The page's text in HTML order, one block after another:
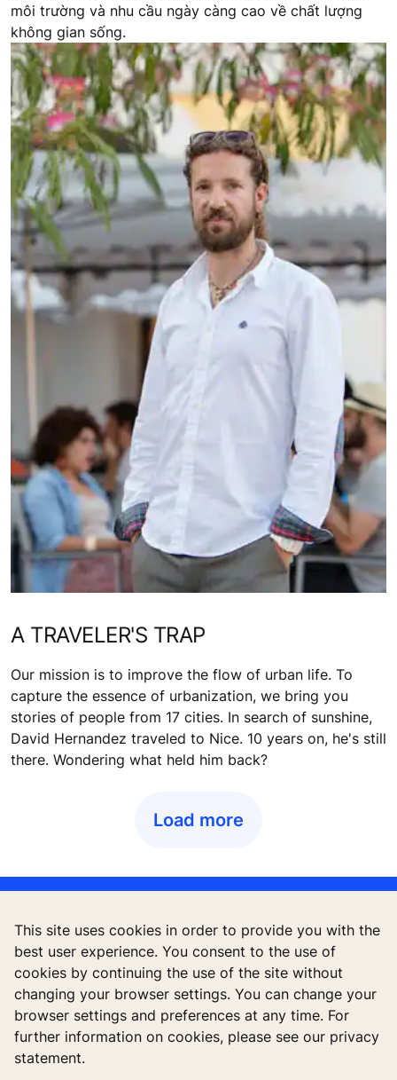
môi trường và nhu cầu ngày càng cao về chất lượng
không gian sống.
A TRAVELER'S TRAP
Our mission is to improve the flow of urban life. To
capture the essence of urbanization, we bring you
stories of people from 17 cities. In search of sunshine,
David Hernandez traveled to Nice. 10 years on, he's still
there. Wondering what held him back?
Load more
This site uses cookies in order to provide you with the
best user experience. You consent to the use of
cookies by continuing the use of the site without
changing your browser settings. You can change your
browser settings and preferences at any time. For
further information on cookies, please see our privacy
statement.
Quick Links